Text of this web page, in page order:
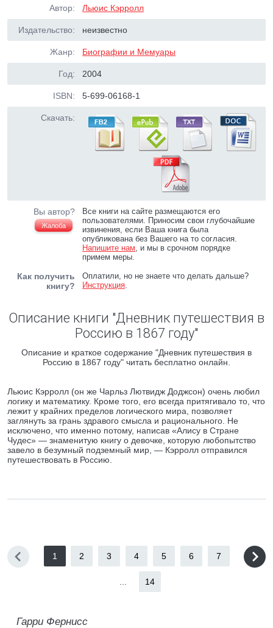
Автор: Льюис Кэрролл
Издательство: неизвестно
Жанр: Биографии и Мемуары
Год: 2004
ISBN: 5-699-06168-1
Скачать:
Вы автор?
Жалоба
Все книги на сайте размещаются его
пользователями. Приносим свои глубочайшие
извинения, если Ваша книга была
опубликована без Вашего на то согласия.
Напишите нам, и мы в срочном порядке
примем меры.
Как получить
книгу?
Оплатили, но не знаете что делать дальше?
Инструкция.
Описание книги "Дневник путешествия в
Россию в 1867 году"
Описание и краткое содержание "Дневник путешествия в
Россию в 1867 году" читать бесплатно онлайн.
Льюис Кэрролл (он же Чарльз Лютвидж Доджсон) очень любил
логику и математику. Кроме того, его всегда притягивало то, что
лежит у крайних пределов логического мира, позволяет
заглянуть за грань здравого смысла и рационального. Не
исключено, что именно потому, написав «Алису в Стране
Чудес» — знаменитую книгу о девочке, которую любопытство
завело в безумный подземный мир, — Кэрролл отправился
путешествовать в Россию.
1 2 3 4 5 6 7
14
Гарри Фернисс